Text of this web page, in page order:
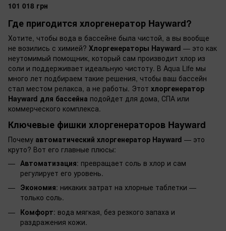
101 018 грн
Где пригодится хлоргенератор Hayward?
Хотите, чтобы вода в бассейне была чистой, а вы вообще
не возились с химией? Хлоргенераторы Hayward — это как
неутомимый помощник, который сам производит хлор из
соли и поддерживает идеальную чистоту. В Aqua Life мы
много лет подбираем такие решения, чтобы ваш бассейн
стал местом релакса, а не работы. Этот хлоргенератор
Hayward для бассейна подойдет для дома, СПА или
коммерческого комплекса.
Ключевые фишки хлоргенераторов Hayward
Почему автоматический хлоргенератор Hayward — это
круто? Вот его главные плюсы:
Автоматизация: превращает соль в хлор и сам
регулирует его уровень.
Экономия: никаких затрат на хлорные таблетки —
только соль.
Комфорт: вода мягкая, без резкого запаха и
раздражения кожи.